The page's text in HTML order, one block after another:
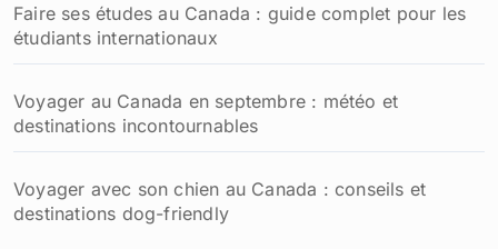
Faire ses études au Canada : guide complet pour les
étudiants internationaux
Voyager au Canada en septembre : météo et
destinations incontournables
Voyager avec son chien au Canada : conseils et
destinations dog-friendly